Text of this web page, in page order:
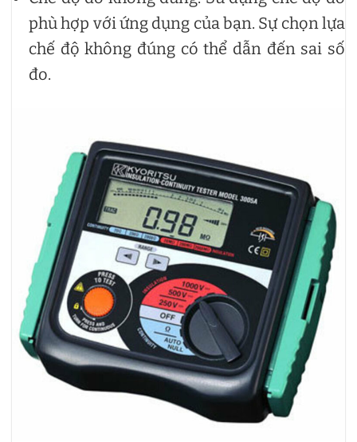
phù hợp với ứng dụng của bạn. Sự chọn lựa
chế độ không đúng có thể dẫn đến sai số
đo.